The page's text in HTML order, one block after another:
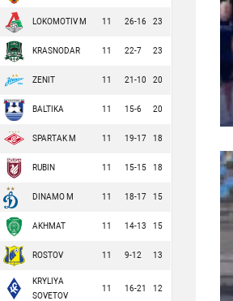
LOKOMOTIV M 11 26-16 23
KRASNODAR 11 22-7 23
ZENIT 11 21-10 20
BALTIKA 11 15-6 20
SPARTAK M 11 19-17 18
RUBIN 11 15-15 18
DINAMO M 11 18-17 15
AKHMAT 11 14-13 15
ROSTOV 11 9-12 13
KRYLIYA
SOVETOV
11 16-21 12